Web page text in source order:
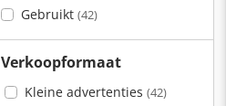
Gebruikt (42)
Verkoopformaat
Kleine advertenties (42)